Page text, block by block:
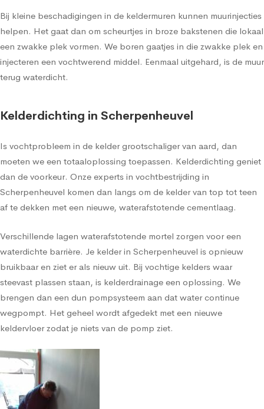
Bij kleine beschadigingen in de keldermuren kunnen muurinjecties
helpen. Het gaat dan om scheurtjes in broze bakstenen die lokaal
een zwakke plek vormen. We boren gaatjes in die zwakke plek en
injecteren een vochtwerend middel. Eenmaal uitgehard, is de muur
terug waterdicht.
Kelderdichting in Scherpenheuvel
Is vochtprobleem in de kelder grootschaliger van aard, dan
moeten we een totaaloplossing toepassen. Kelderdichting geniet
dan de voorkeur. Onze experts in vochtbestrijding in
Scherpenheuvel komen dan langs om de kelder van top tot teen
af te dekken met een nieuwe, waterafstotende cementlaag.
Verschillende lagen waterafstotende mortel zorgen voor een
waterdichte barrière. Je kelder in Scherpenheuvel is opnieuw
bruikbaar en ziet er als nieuw uit. Bij vochtige kelders waar
steevast plassen staan, is kelderdrainage een oplossing. We
brengen dan een dun pompsysteem aan dat water continue
wegpompt. Het geheel wordt afgedekt met een nieuwe
keldervloer zodat je niets van de pomp ziet.